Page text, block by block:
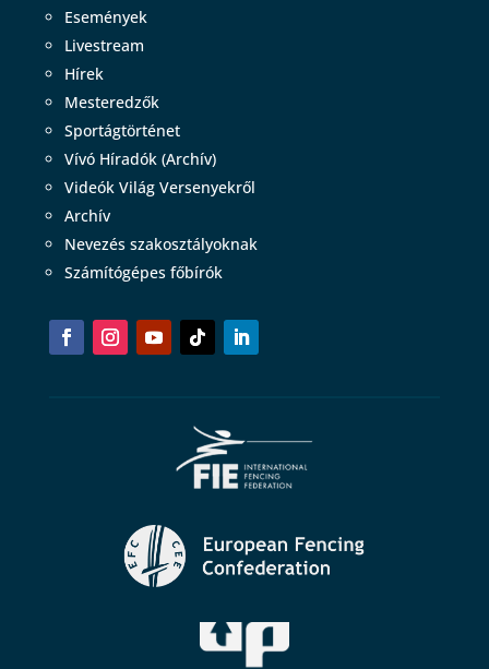
Események
Livestream
Hírek
Mesteredzők
Sportágtörténet
Vívó Híradók (Archív)
Videók Világ Versenyekről
Archív
Nevezés szakosztályoknak
Számítógépes főbírók